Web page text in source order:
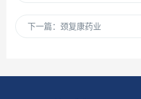
下一篇：颈复康药业